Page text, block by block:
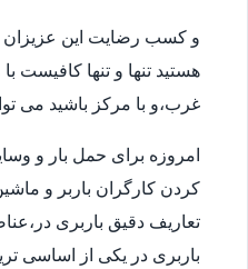
و کسب رضایت این عزیزان
هستید تنها و تنها کافیست
غرب،و با مرکز باشید می
امروزه برای حمل بار و
کردن کارگران باربر و
تعاریف دقیق باربری
باربری در یکی از اساسی